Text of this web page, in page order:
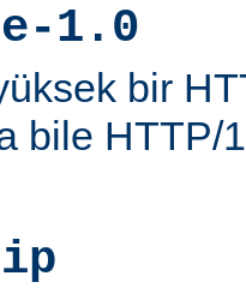
1.0
bir
bile